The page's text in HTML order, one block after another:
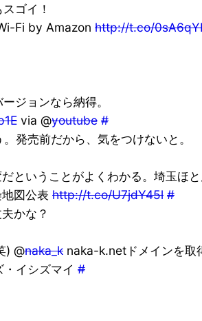
ゴイ！
Fi by Amazon http://t.co/
ジョンなら納得。
via @youtube #
発売前だから、気をつけないと。
ということがよくわかる。埼玉ほと
図公表 http://t.co/U7jdY45l #
かな？
) @naka_k naka-k.netドメインを取
イシズマイ #